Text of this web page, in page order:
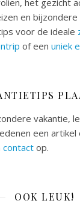
het gezicht
en
voor de ideale
of een uniek
vakantie,
een
contact op.
OOK LEUK!